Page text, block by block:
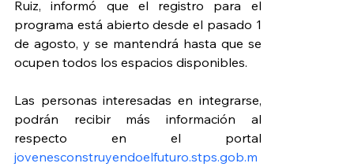
Ruiz, informó que el registro para el
programa está abierto desde el pasado 1
de agosto, y se mantendrá hasta que se
ocupen todos los espacios disponibles.
Las personas interesadas en integrarse,
podrán recibir más información al
jovenesconstruyendoelfuturo.stps.gob.m